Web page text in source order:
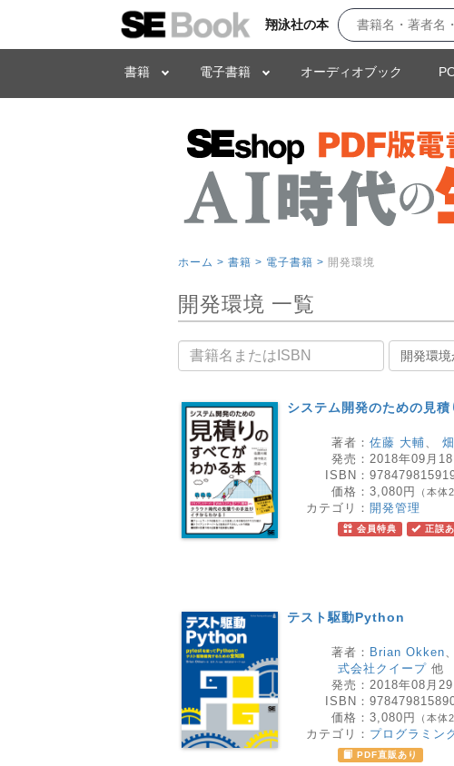
翔泳社の本
書籍 電子書籍 オーディオブック
ホーム > 書籍 > 電子書籍 > 開発環境
開発環境 一覧
書籍名 開発環
システム開発のための見
著者： 佐藤 大輔、
発売： 2018年09月18
ISBN：
価格： 3,080円 （本体
カテゴリ： 開発管理
会員特典 正誤
テスト駆動Python
著者： Brian Okken
式会社クイープ他
発売： 2018年08月29
ISBN：
価格： 3,080円 （本体
カテゴリ： プログラミン
PDF直販あり